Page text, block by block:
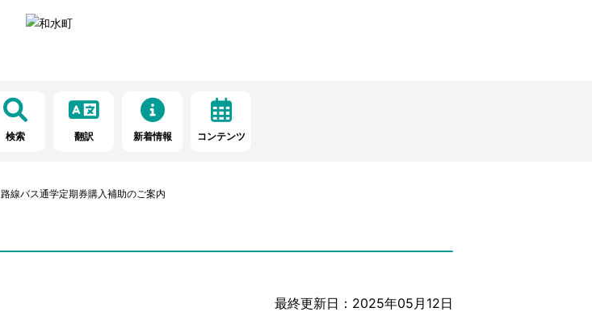
検索 翻訳 新着情報 コンテンツ
路線バス通学定期券購入補助のご案内
最終更新日：2025年05月12日